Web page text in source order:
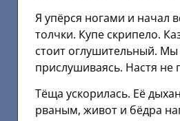
Я упёрся ногами и начал
толчки. Купе скрипело.
стоит оглушительный.
прислушиваясь. Настя не
Тёща ускорилась. Её
рваным, живот и бёдра